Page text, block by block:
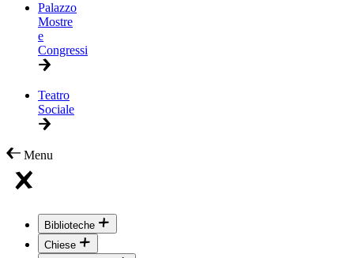
Palazzo
Mostre
e
Congressi
Teatro
Sociale
Menu
Biblioteche
Chiese